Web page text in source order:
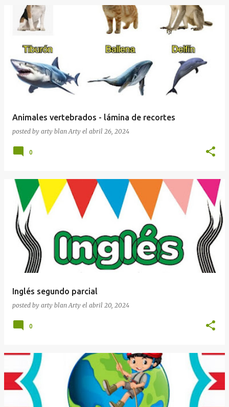
Animales vertebrados - lámina de recortes
posted by arty blanArty el abril 26, 2024
0
Inglés segundo parcial
posted by arty blanArty el abril 20, 2024
0